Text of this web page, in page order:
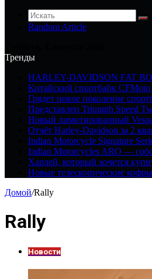
Random Article
Тренды
HARLEY-DAVIDSON FAT
Китайский спортбайк CFMoto
Грядет новое поколение
Представлен Triumph Speed
Новый лимитированный
Отчёт Harley-Davidson за 2
Indian Motorcycle Signature
Indian Motorcycles ARO —
Харлей, который хочется
Новые телескопические
Домой/Rally
Rally
Новости